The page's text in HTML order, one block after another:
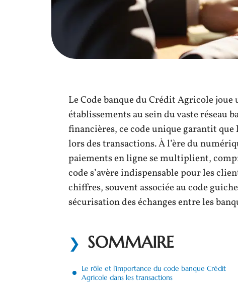
Le Code banque du Crédit Agricole
établissements au sein du vaste réseau
financières, ce code unique garantit
lors des transactions. À l’ère du
paiements en ligne se multiplient,
code s’avère indispensable pour les
chiffres, souvent associée au code
sécurisation des échanges entre les
SOMMAIRE
Le rôle et l’importance du code banque Crédit
Agricole dans les transactions